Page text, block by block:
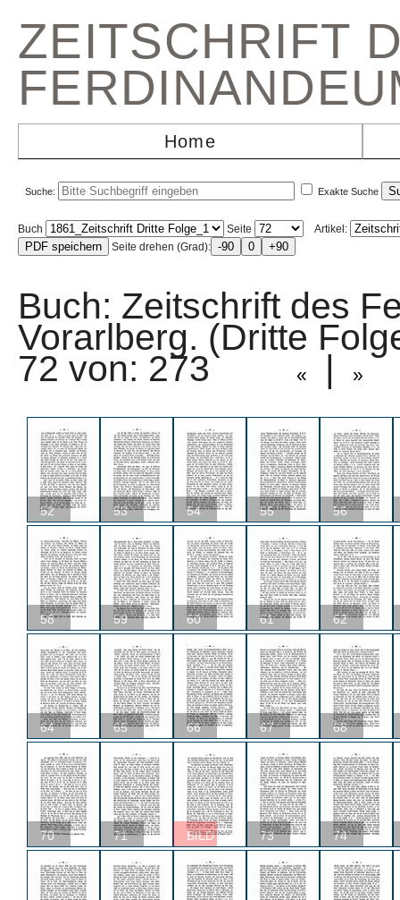
ZEITSCHRIFT
Home
Suche: Exakte Suche
Buch Seite
Artikel:
Seite drehen (Grad):
Buch: Zeitschrift des
Vorarlberg. (Dritte
72 von: 273 « | »
52 53 54 55 56
58 59 60 61 62
64 65 66 67 68
70 71 BILD 73 74